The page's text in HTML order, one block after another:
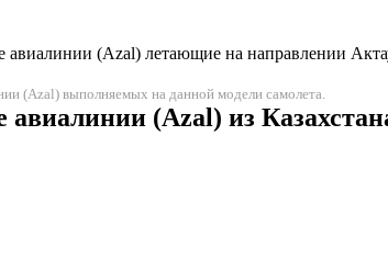
(Azal) летающие на направлении
(Azal) выполняемых на данной модели самолета.
(Azal) из